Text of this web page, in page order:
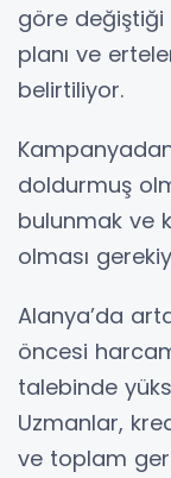
göre değiştiği
planı ve
belirtiliyor.
doldurmuş
bulunmak ve
olması
Alanya’da
öncesi
talebinde
Uzmanlar,
ve toplam